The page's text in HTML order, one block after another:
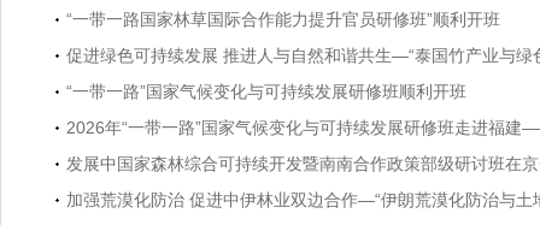
“一带一路国家林草国际合作能力提升官员研修班”顺利开班
促进绿色可持续发展 推进人与自然和谐共生—“泰国竹产业与绿
“一带一路”国家气候变化与可持续发展研修班顺利开班
2026年“一带一路”国家气候变化与可持续发展研修班走进福
发展中国家森林综合可持续开发暨南南合作政策部级研讨班在
加强荒漠化防治 促进中伊林业双边合作—“伊朗荒漠化防治与土